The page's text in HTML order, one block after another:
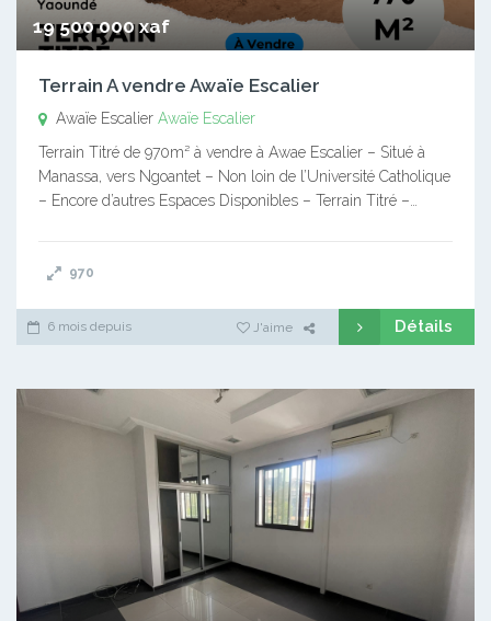
19 500 000 xaf
Terrain A vendre Awaïe Escalier
Awaïe Escalier Awaïe Escalier
Terrain Titré de 970m² à vendre à Awae Escalier – Situé à
Manassa, vers Ngoantet – Non loin de l’Université Catholique
– Encore d’autres Espaces Disponibles – Terrain Titré –…
970
6 mois depuis J'aime Détails